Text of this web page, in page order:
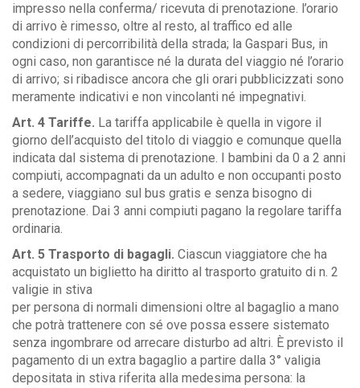
impresso nella conferma/ ricevuta di prenotazione. l’orario
di arrivo è rimesso, oltre al resto, al traffico ed alle
condizioni di percorribilità della strada; la Gaspari Bus, in
ogni caso, non garantisce né la durata del viaggio né l’orario
di arrivo; si ribadisce ancora che gli orari pubblicizzati sono
meramente indicativi e non vincolanti né impegnativi.
Art. 4 Tariffe. La tariffa applicabile è quella in vigore il
giorno dell’acquisto del titolo di viaggio e comunque quella
indicata dal sistema di prenotazione. I bambini da 0 a 2 anni
compiuti, accompagnati da un adulto e non occupanti posto
a sedere, viaggiano sul bus gratis e senza bisogno di
prenotazione. Dai 3 anni compiuti pagano la regolare tariffa
ordinaria.
Art. 5 Trasporto di bagagli. Ciascun viaggiatore che ha
acquistato un biglietto ha diritto al trasporto gratuito di n. 2
valigie in stiva
per persona di normali dimensioni oltre al bagaglio a mano
che potrà trattenere con sé ove possa essere sistemato
senza ingombrare od arrecare disturbo ad altri. È previsto il
pagamento di un extra bagaglio a partire dalla 3° valigia
depositata in stiva riferita alla medesima persona: la